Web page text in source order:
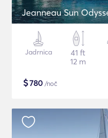
Jeanneau Sun
Jadrnica
41 ft
12 m
$780 /noč